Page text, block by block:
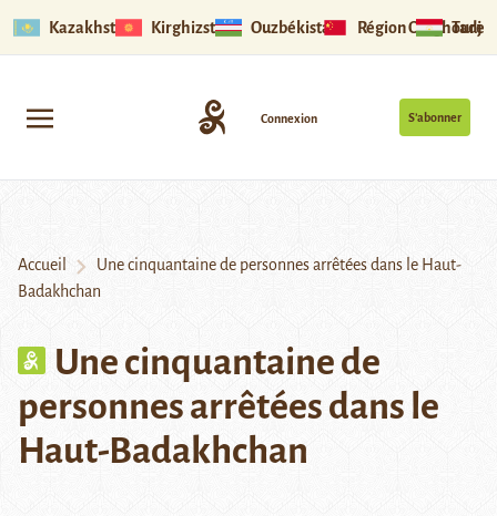
Kazakhstan Kirghizstan Ouzbékistan Région Ouïghoure
S’abonner
Connexion
Accueil
Une cinquantaine de personnes arrêtées dans le Haut-
Badakhchan
Une cinquantaine de
personnes arrêtées dans le
Haut-Badakhchan